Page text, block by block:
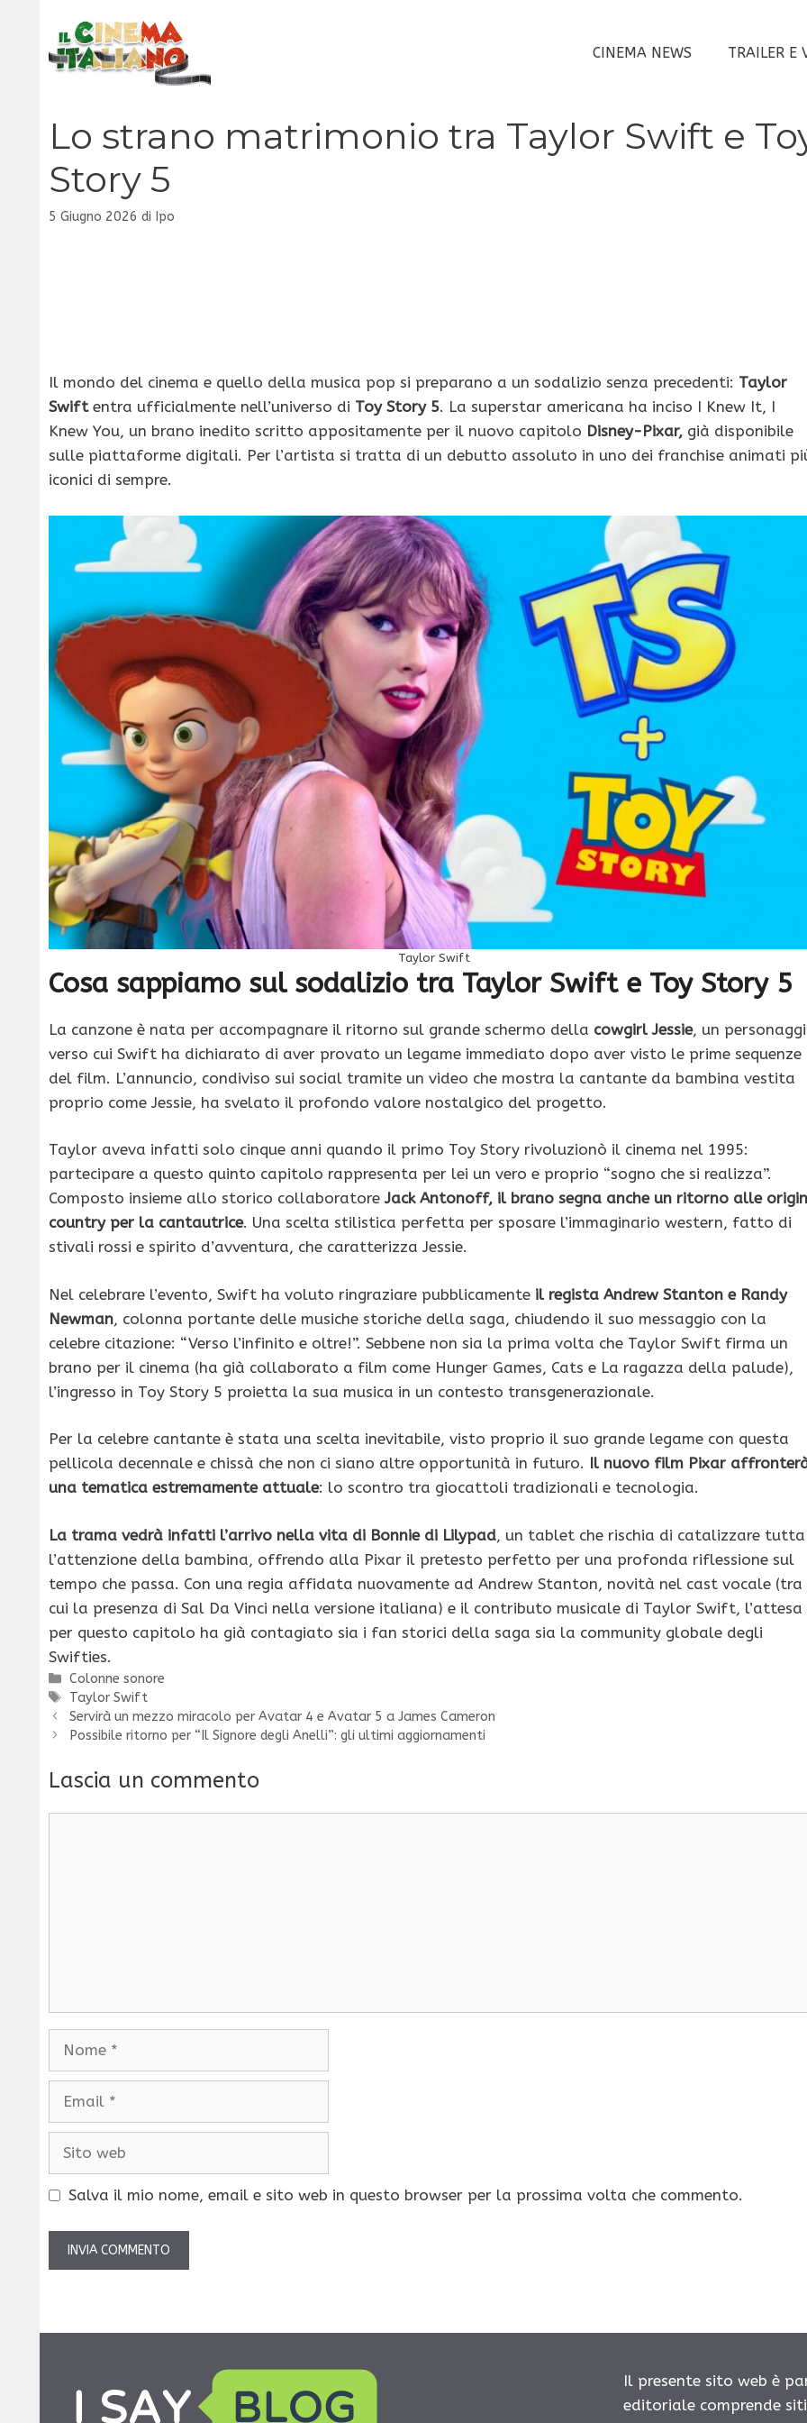
contenuto
CINEMA NEWS TRAILER E
Lo strano matrimonio tra Taylor Swift e
Story 5
5 Giugno 2026 di Ipo
Il mondo del cinema e quello della musica pop si preparano a un sodalizio senza precedenti: Taylor
Swiftentra ufficialmente nell’universo di Toy Story 5. La superstar americana ha inciso I Knew It, I
Knew You, un brano inedito scritto appositamente per il nuovo capitolo Disney-Pixar, già disponibile
sulle piattaforme digitali. Per l’artista si tratta di un debutto assoluto in uno dei franchise animati
iconici di sempre.
Taylor Swift
Cosa sappiamo sul sodalizio tra Taylor Swift e Toy Story 5
La canzone è nata per accompagnare il ritorno sul grande schermo della cowgirl Jessie, un
verso cui Swift ha dichiarato di aver provato un legame immediato dopo aver visto le prime sequenze
del film. L’annuncio, condiviso sui social tramite un video che mostra la cantante da bambina vestita
proprio come Jessie, ha svelato il profondo valore nostalgico del progetto.
Taylor aveva infatti solo cinque anni quando il primo Toy Story rivoluzionò il cinema nel 1995:
partecipare a questo quinto capitolo rappresenta per lei un vero e proprio “sogno che si realizza”.
Composto insieme allo storico collaboratoreJack Antonoff, il brano segna anche un ritorno alle
country per la cantautrice. Una scelta stilistica perfetta per sposare l’immaginario western, fatto di
stivali rossi e spirito d’avventura, che caratterizza Jessie.
Nel celebrare l’evento, Swift ha voluto ringraziare pubblicamente il regista Andrew Stanton e Randy
Newman, colonna portante delle musiche storiche della saga, chiudendo il suo messaggio con la
celebre citazione: “Verso l’infinito e oltre!”. Sebbene non sia la prima volta che Taylor Swift firma un
brano per il cinema (ha già collaborato a film come Hunger Games, Cats e La ragazza della palude),
l’ingresso in Toy Story 5 proietta la sua musica in un contesto transgenerazionale.
Per la celebre cantante è stata una scelta inevitabile, visto proprio il suo grande legame con questa
pellicola decennale e chissà che non ci siano altre opportunità in futuro. Il nuovo film Pixar
una tematica estremamente attuale: lo scontro tra giocattoli tradizionali e tecnologia.
La trama vedrà infatti l’arrivo nella vita di Bonnie di Lilypad, un tablet che rischia di catalizzare tutta
l’attenzione della bambina, offrendo alla Pixar il pretesto perfetto per una profonda riflessione sul
tempo che passa. Con una regia affidata nuovamente ad Andrew Stanton, novità nel cast vocale (tra
cui la presenza di Sal Da Vinci nella versione italiana) e il contributo musicale di Taylor Swift, l’attesa
per questo capitolo ha già contagiato sia i fan storici della saga sia la community globale degli
Swifties.
Categorie
Colonne sonore
Tag
Taylor Swift
Servirà un mezzo miracolo per Avatar 4 e Avatar 5 a James Cameron
Possibile ritorno per “Il Signore degli Anelli”: gli ultimi aggiornamenti
Lascia un commento
Nome
Email
Sito
Salva il mio nome, email e sito web in questo browser per la prossima volta che commento.
Il presente sito web è
editoriale comprende